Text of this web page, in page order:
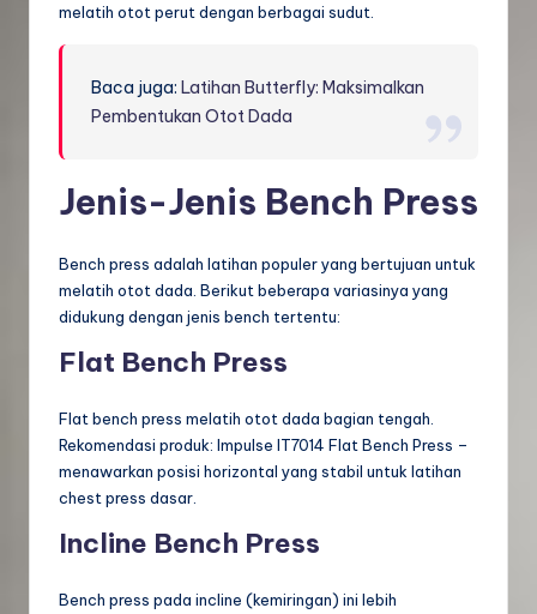
melatih otot perut dengan berbagai sudut.
Baca juga:Latihan Butterfly: Maksimalkan
Pembentukan Otot Dada
Jenis-Jenis Bench Press
Bench press adalah latihan populer yang bertujuan untuk
melatih otot dada. Berikut beberapa variasinya yang
didukung dengan jenis bench tertentu:
Flat Bench Press
Flat bench press melatih otot dada bagian tengah.
Rekomendasi produk: Impulse IT7014 Flat Bench Press –
menawarkan posisi horizontal yang stabil untuk latihan
chest press dasar.
Incline Bench Press
Bench press pada incline (kemiringan) ini lebih